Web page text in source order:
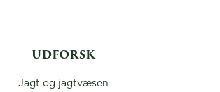
UDFORSK
Jagt og jagtvæsen